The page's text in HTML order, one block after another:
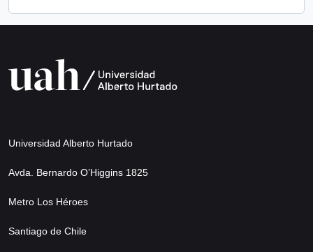
Universidad Alberto Hurtado
Avda. Bernardo O’Higgins 1825
Metro Los Héroes
Santiago de Chile